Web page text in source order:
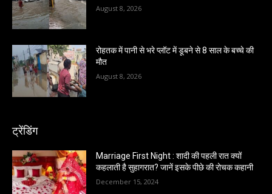
August 8, 2026
रोहतक में पानी से भरे प्लॉट में डूबने से 8 साल के बच्चे की
मौत
August 8, 2026
ट्रेंडिंग
Marriage First Night : शादी की पहली रात क्यों
कहलाती है सुहागरात? जानें इसके पीछे की रोचक कहानी
December 15, 2024